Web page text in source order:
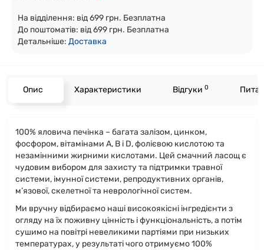
На відділення: від 699 грн. Безплатна
До поштоматів: від 699 грн. Безплатна
Детальніше: Доставка
Опис Характеристики Відгуки 0
100% яловича печінка – багата залізом, цинком,
фосфором, вітамінами A, B і D, фолієвою кислотою та
незамінними жирними кислотами. Цей смачний ласощ є
чудовим вибором для захисту та підтримки травної
системи, імунної системи, репродуктивних органів,
м’язової, скелетної та неврологічної систем.
Ми вручну відбираємо наші високоякісні інгредієнти з
огляду на їх поживну цінність і функціональність, а потім
сушимо на повітрі невеликими партіями при низьких
температурах, у результаті чого отримуємо 100%